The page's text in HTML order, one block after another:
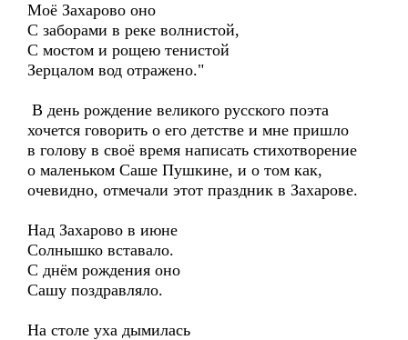
Моё Захарово оно
С заборами в реке волнистой,
С мостом и рощею тенистой
Зерцалом вод отражено."
В день рождение великого русского поэта
хочется говорить о его детстве и мне пришло
в голову в своё время написать стихотворение
о маленьком Саше Пушкине, и о том как,
очевидно, отмечали этот праздник в Захарове.
Над Захарово в июне
Солнышко вставало.
С днём рождения оно
Сашу поздравляло.
На столе уха дымилась